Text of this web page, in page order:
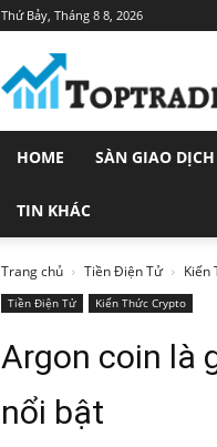
Thứ Bảy, Tháng 8 8, 2026
Trang
Tin
Tức
Đầu
HOME SÀN GIAO DỊCH
TIN KHÁC
Trang chủ Tiền Điện Tử Kiến
Tiền Điện Tử Kiến Thức Crypto
Argon coin là
nổi bật